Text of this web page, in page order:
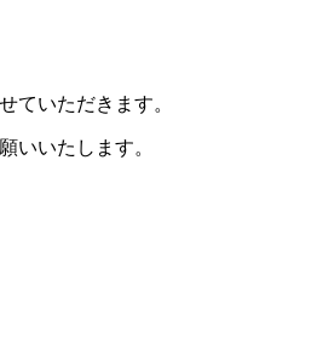
ていただきます。
いいたします。